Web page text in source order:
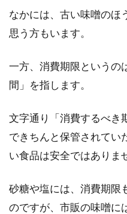
梅雨の時
更に美
小さく
知だと思
なかには、古い味噌のほ
思う方もいます。
一方、消費期限というの
間」を指します。
文字通り「消費するべき
できちんと保管されてい
い食品は安全ではありま
砂糖や塩には、消費期限
のですが、市販の味噌に